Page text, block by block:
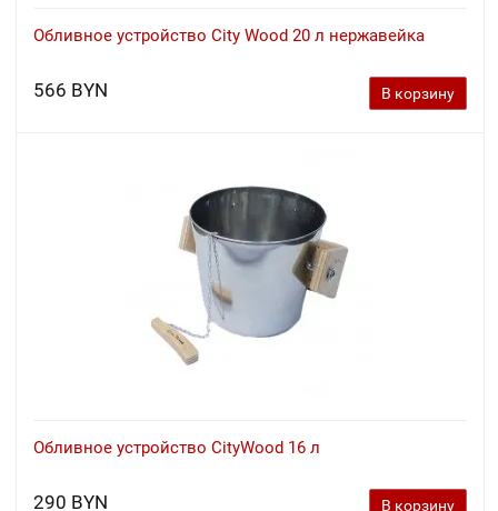
Обливное устройство City Wood 20 л нержавейка
566 BYN В корзину
Обливное устройство CityWood 16 л
290 BYN В корзину